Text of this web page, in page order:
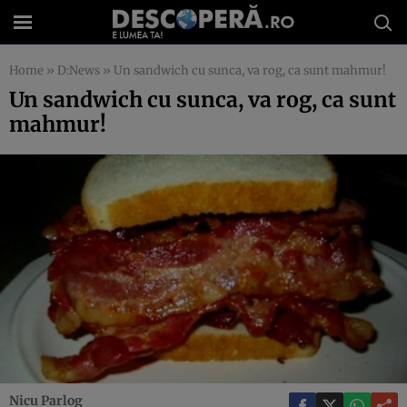
Home » D:News » Un sandwich cu sunca, va rog, ca sunt mahmur!
Un sandwich cu sunca, va rog, ca sunt
mahmur!
Nicu Parlog